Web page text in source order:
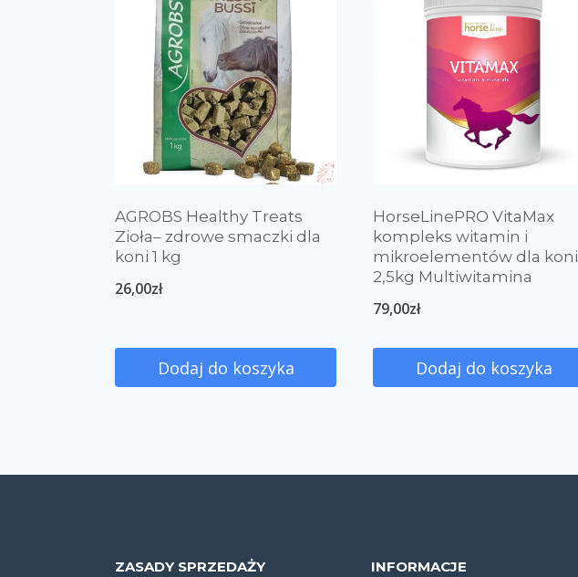
AGROBS Healthy Treats
Zioła– zdrowe smaczki dla
koni 1 kg
26,00zł
Dodaj do koszyka
HorseLinePRO VitaMax
kompleks witamin i
mikroelementów dla koni
2,5kg Multiwitamina
79,00zł
Dodaj do koszyka
ZASADY SPRZEDAŻY INFORMACJE